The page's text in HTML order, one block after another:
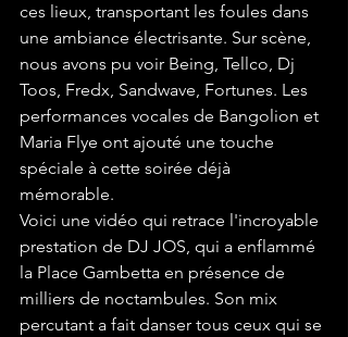
ces lieux, transportant les foules dans
une ambiance électrisante. Sur scène,
nous avons pu voir Being, Tellco, Dj
Toos, Fredx, Sandwave, Fortunes. Les
performances vocales de Bangolion et
Maria Flye ont ajouté une touche
spéciale à cette soirée déjà
mémorable.
Voici une vidéo qui retrace l'incroyable
prestation de DJ JOS, qui a enflammé
la Place Gambetta en présence de
milliers de noctambules. Son mix
percutant a fait danser tous ceux qui se